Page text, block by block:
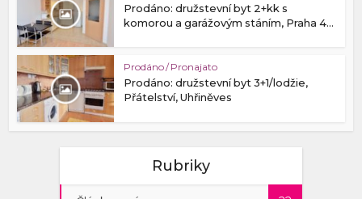
Prodáno: družstevní byt 2+kk s
komorou a garážovým stáním, Praha 4...
Prodáno / Pronajato
Prodáno: družstevní byt 3+1/lodžie,
Přátelství, Uhřiněves
Rubriky